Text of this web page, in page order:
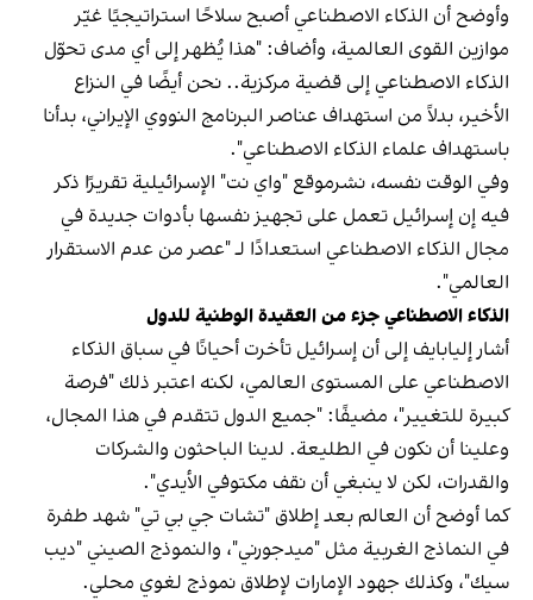
وأوضح أن الذكاء الاصطناعي أصبح سلاحًا استراتيجيًا غيّر
موازين القوى العالمية، وأضاف: "هذا يُظهر إلى أي مدى تحوّل
الذكاء الاصطناعي إلى قضية مركزية.. نحن أيضًا في النزاع
الأخير، بدلاً من استهداف عناصر البرنامج النووي الإيراني، بدأنا
باستهداف علماء الذكاء الاصطناعي".
وفي الوقت نفسه، نشرموقع "واي نت" الإسرائيلية تقريرًا ذكر
فيه إن إسرائيل تعمل على تجهيز نفسها بأدوات جديدة في
مجال الذكاء الاصطناعي استعدادًا لـ "عصر من عدم الاستقرار
العالمي".
الذكاء الاصطناعي جزء من العقيدة الوطنية للدول
أشار إليابايف إلى أن إسرائيل تأخرت أحيانًا في سباق الذكاء
الاصطناعي على المستوى العالمي، لكنه اعتبر ذلك "فرصة
كبيرة للتغيير"، مضيفًا: "جميع الدول تتقدم في هذا المجال،
وعلينا أن نكون في الطليعة. لدينا الباحثون والشركات
والقدرات، لكن لا ينبغي أن نقف مكتوفي الأيدي".
كما أوضح أن العالم بعد إطلاق "تشات جي بي تي" شهد طفرة
في النماذج الغربية مثل "ميدجورني"، والنموذج الصيني "ديب
سيك"، وكذلك جهود الإمارات لإطلاق نموذج لغوي محلي.